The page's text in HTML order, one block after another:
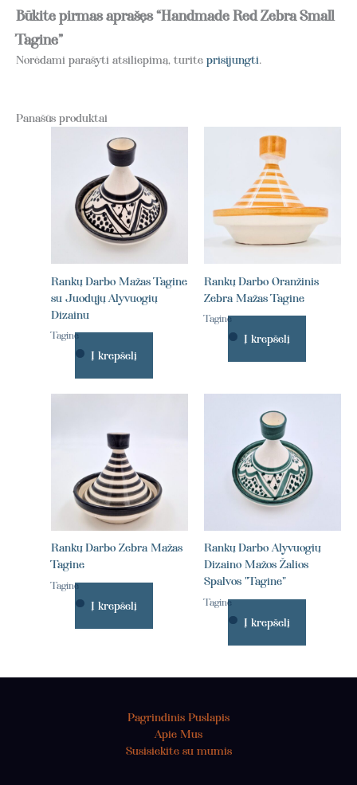
Būkite pirmas aprašęs “Handmade Red Zebra Small
Tagine”
Norėdami parašyti atsiliepimą, turite prisijungti.
Panašūs produktai
Rankų Darbo Mažas Tagine
su Juodųjų Alyvuogių
Dizainu
Tagine
Į krepšelį
Rankų Darbo Oranžinis
Zebra Mažas Tagine
Tagine
Į krepšelį
Rankų Darbo Zebra Mažas
Tagine
Tagine
Į krepšelį
Rankų Darbo Alyvuogių
Dizaino Mažos Žalios
Spalvos "Tagine"
Tagine
Į krepšelį
Pagrindinis Puslapis
Apie Mus
Susisiekite su mumis